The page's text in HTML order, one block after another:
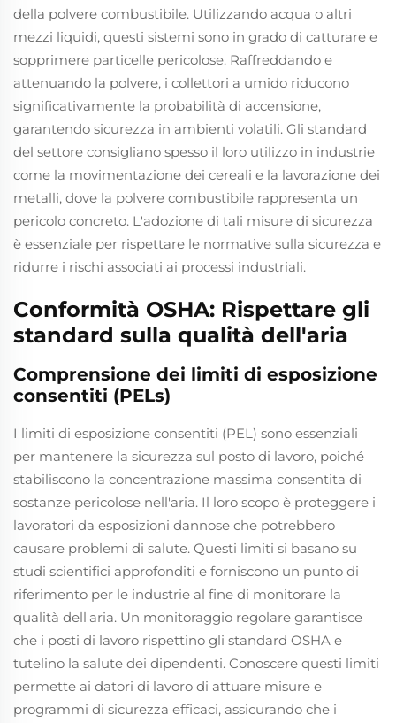
della polvere combustibile. Utilizzando acqua o altri
mezzi liquidi, questi sistemi sono in grado di catturare e
sopprimere particelle pericolose. Raffreddando e
attenuando la polvere, i collettori a umido riducono
significativamente la probabilità di accensione,
garantendo sicurezza in ambienti volatili. Gli standard
del settore consigliano spesso il loro utilizzo in industrie
come la movimentazione dei cereali e la lavorazione dei
metalli, dove la polvere combustibile rappresenta un
pericolo concreto. L'adozione di tali misure di sicurezza
è essenziale per rispettare le normative sulla sicurezza e
ridurre i rischi associati ai processi industriali.
Conformità OSHA: Rispettare gli
standard sulla qualità dell'aria
Comprensione dei limiti di esposizione
consentiti (PELs)
I limiti di esposizione consentiti (PEL) sono essenziali
per mantenere la sicurezza sul posto di lavoro, poiché
stabiliscono la concentrazione massima consentita di
sostanze pericolose nell'aria. Il loro scopo è proteggere i
lavoratori da esposizioni dannose che potrebbero
causare problemi di salute. Questi limiti si basano su
studi scientifici approfonditi e forniscono un punto di
riferimento per le industrie al fine di monitorare la
qualità dell'aria. Un monitoraggio regolare garantisce
che i posti di lavoro rispettino gli standard OSHA e
tutelino la salute dei dipendenti. Conoscere questi limiti
permette ai datori di lavoro di attuare misure e
programmi di sicurezza efficaci, assicurando che i